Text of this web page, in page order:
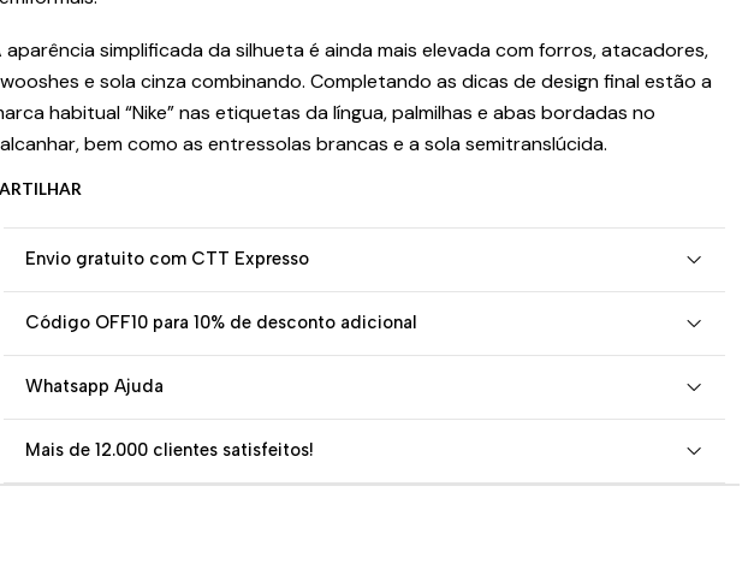
aparência simplificada da silhueta é ainda mais elevada com forros, atacadores,
e sola cinza combinando. Completando as dicas de design final estão a
habitual “Nike” nas etiquetas da língua, palmilhas e abas bordadas no
bem como as entressolas brancas e a sola semitranslúcida.
Envio gratuito com CTT Expresso
Código OFF10 para 10% de desconto adicional
Whatsapp Ajuda
Mais de 12.000 clientes satisfeitos!